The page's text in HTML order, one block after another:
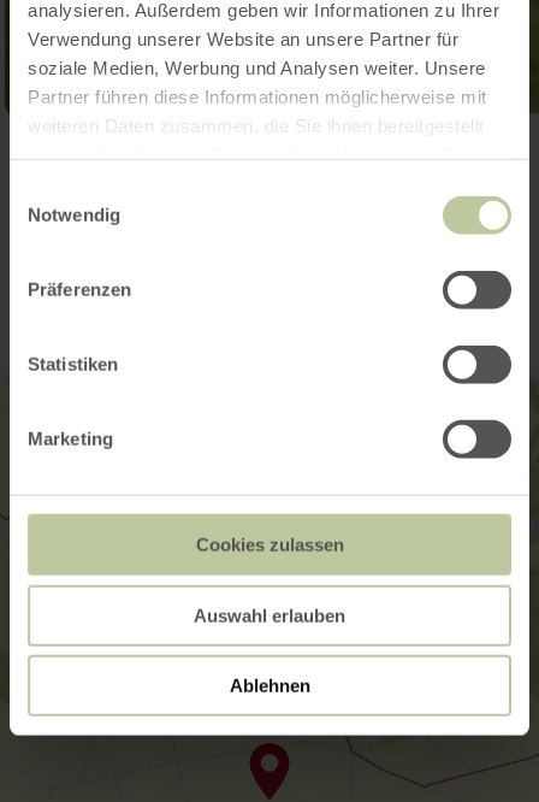
analysieren. Außerdem geben wir Informationen zu Ihrer
Verwendung unserer Website an unsere Partner für
soziale Medien, Werbung und Analysen weiter. Unsere
Partner führen diese Informationen möglicherweise mit
weiteren Daten zusammen, die Sie ihnen bereitgestellt
Notwendig
Präferenzen
Statistiken
Marketing
Cookies zulassen
Auswahl erlauben
Ablehnen
Ouvrir la galerie
Contact